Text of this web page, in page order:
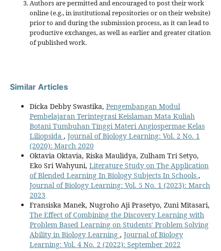
Authors are permitted and encouraged to post their work
online (e.g., in institutional repositories or on their website)
prior to and during the submission process, as it can lead to
productive exchanges, as well as earlier and greater citation
of published work.
Similar Articles
Dicka Debby Swastika, Pengembangan Modul
Pembelajaran Terintegrasi Keislaman Mata Kuliah
Botani Tumbuhan Tinggi Materi Angiospermae Kelas
Liliopsida , Journal of Biology Learning: Vol. 2 No. 1
(2020): March 2020
Oktavia Oktavia, Riska Maulidya, Zulham Tri Setyo,
Eko Sri Wahyuni, Literature Study on The Application
of Blended Learning In Biology Subjects In Schools ,
Journal of Biology Learning: Vol. 5 No. 1 (2023): March
2023
Fransiska Manek, Nugroho Aji Prasetyo, Zuni Mitasari,
The Effect of Combining the Discovery Learning with
Problem Based Learning on Students' Problem Solving
Ability in Biology Learning , Journal of Biology
Learning: Vol. 4 No. 2 (2022): September 2022